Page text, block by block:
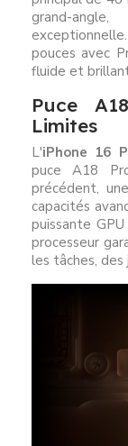
grand-
pouces avec
fluide et
Puce
Limites
L'iPhone 16
puce A18
précédent,
capacités
puissante
processeur
les tâches,